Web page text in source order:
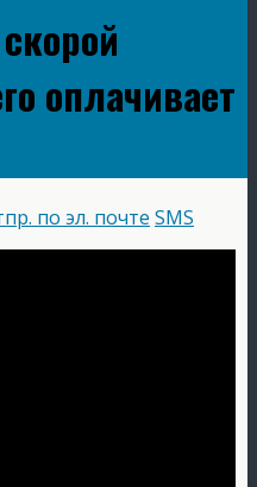
оплачивает
по эл. почте SMS